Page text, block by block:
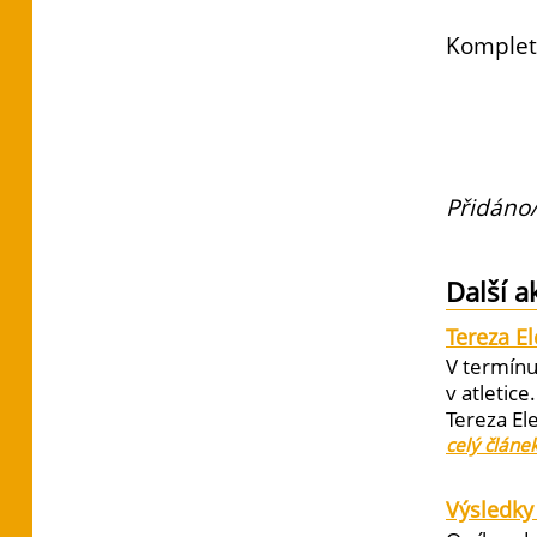
Další
Tereza
V
v
Tereza
celý